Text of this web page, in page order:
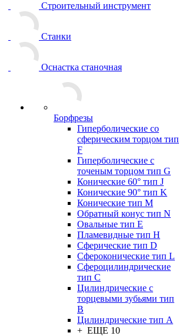
Строительный инструмент
Станки
Оснастка станочная
Борфрезы
Гиперболические cо
сферическим торцом тип
F
Гиперболические с
точеным торцом тип G
Конические 60° тип J
Конические 90° тип K
Конические тип M
Обратный конус тип N
Овальные тип E
Пламевидные тип H
Сферические тип D
Сфероконические тип L
Сфероцилиндрические
тип C
Цилиндрические с
торцевыми зубьями тип
B
Цилиндрические тип А
+ ЕЩЕ 10